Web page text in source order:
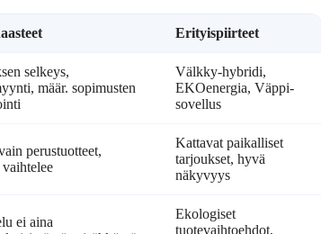
Erityispiirteet
selkeys,
määr. sopimusten
Välkky-hybridi,
EKOenergia, Väppi-
sovellus
perustuotteet,
Kattavat paikalliset
tarjoukset, hyvä
näkyvyys
ei aina
Ekologiset
tuotevaihtoehdot,